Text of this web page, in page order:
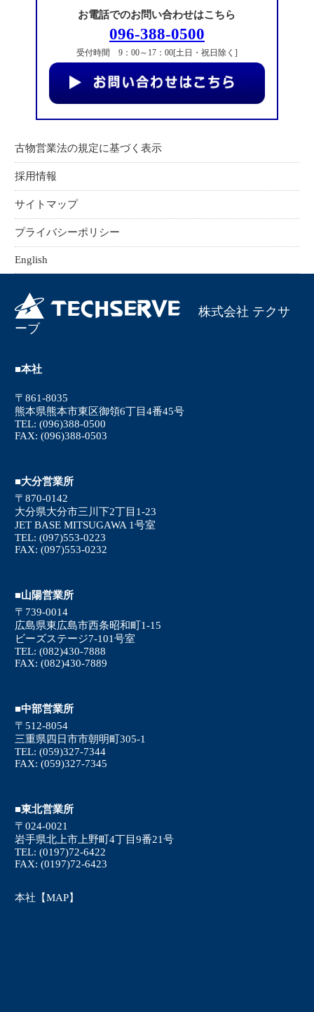
お電話でのお問い合わせはこちら
096-388-0500
受付時間 9：00～17：00[土日・祝日除く]
古物営業法の規定に基づく表示
採用情報
サイトマップ
プライバシーポリシー
English
株式会社 テクサ
ーブ
■本社
〒861-8035
熊本県熊本市東区御領6丁目4番45号
TEL: (096)388-0500
FAX: (096)388-0503
■大分営業所
〒870-0142
大分県大分市三川下2丁目1-23
JET BASE MITSUGAWA 1号室
TEL: (097)553-0223
FAX: (097)553-0232
■山陽営業所
〒739-0014
広島県東広島市西条昭和町1-15
ビーズステージ7-101号室
TEL: (082)430-7888
FAX: (082)430-7889
■中部営業所
〒512-8054
三重県四日市市朝明町305-1
TEL: (059)327-7344
FAX: (059)327-7345
■東北営業所
〒024-0021
岩手県北上市上野町4丁目9番21号
TEL: (0197)72-6422
FAX: (0197)72-6423
本社【MAP】